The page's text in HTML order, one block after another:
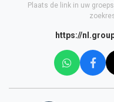
Plaats de link in uw
https://